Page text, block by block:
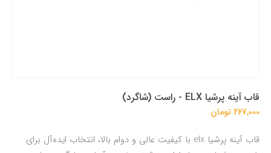
قاب آینه پرشیا ELX - راست (شاگرد)
267,000 تومان
قاب آینه پرشیا elx با کیفیت عالی و دوام بالا، انتخاب ایده‌آل برای